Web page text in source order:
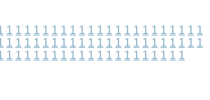
1 1 1 1 1 1 1 1 1 1 1 1 1 1 1 1 1 1 1 1 1 1
1 1 1 1 1 1 1 1 1 1 1 1 1 1 1 1 1 1 1 1 1 1
1 1 1 1 1 1 1 1 1 1 1 1 1 1 1 1 1 1 1 1